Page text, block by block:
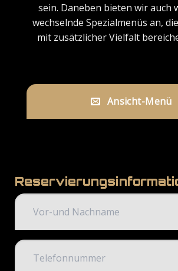
sein. Daneben bieten wir auch
wechselnde Spezialmenüs an,
mit zusätzlicher Vielfalt
Ansicht-Menü